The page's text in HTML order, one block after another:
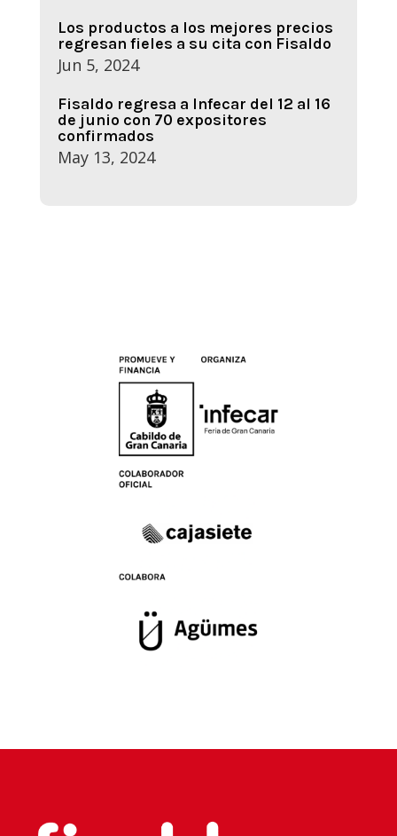
Los productos a los mejores precios
regresan fieles a su cita con Fisaldo
Jun 5, 2024
Fisaldo regresa a Infecar del 12 al 16
de junio con 70 expositores
confirmados
May 13, 2024